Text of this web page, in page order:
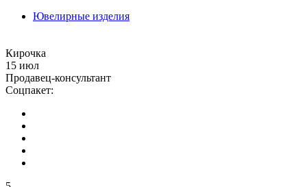
Ювелирные изделия
Кирочка
15 июл
Продавец-консультант
Соцпакет: